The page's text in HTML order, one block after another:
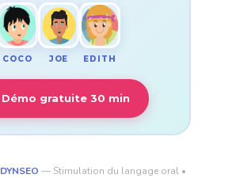
COCO JOE EDITH
Démo gratuite 30 min
DYNSEO — Stimulation du langage oral •